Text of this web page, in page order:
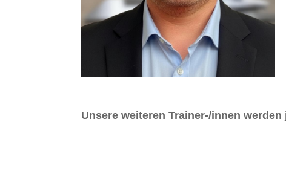
Unsere weiteren Trainer-/innen